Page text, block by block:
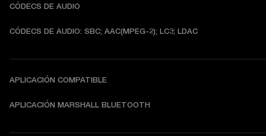
CÓDECS DE AUDIO
CÓDECS DE AUDIO: SBC; AAC(MPEG-2); LC3; LDAC
APLICACIÓN COMPATIBLE
APLICACIÓN MARSHALL BLUETOOTH